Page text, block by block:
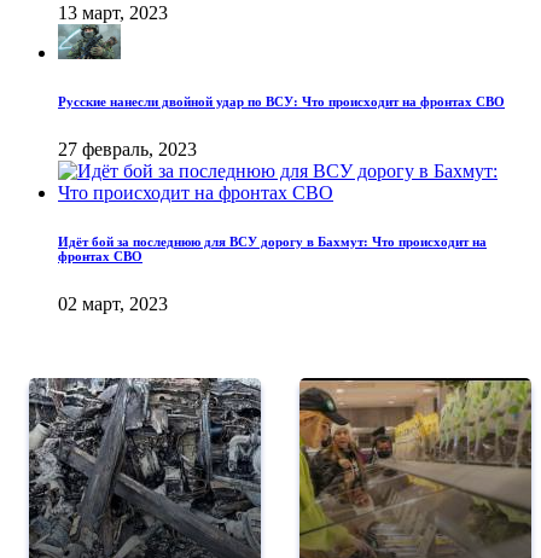
13 март, 2023
Русские нанесли двойной удар по ВСУ: Что происходит на фронтах СВО
27 февраль, 2023
Идёт бой за последнюю для ВСУ дорогу в Бахмут: Что происходит на
фронтах СВО
02 март, 2023